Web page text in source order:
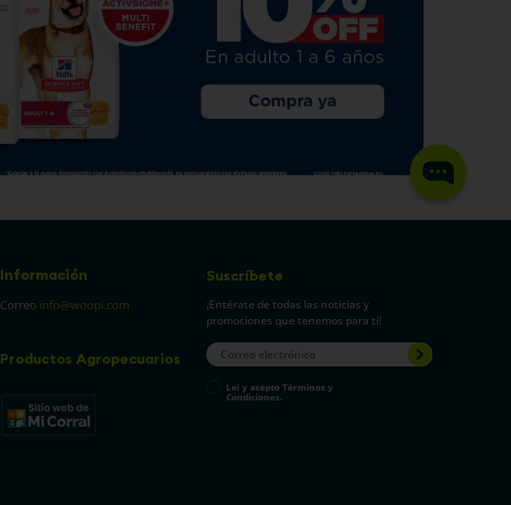
Información
Correo info@woopi.com
Productos Agropecuarios
Suscríbete
¡Entérate de todas las noticias y
promociones que tenemos para ti!
Leí y acepto Términos y
Condiciones.